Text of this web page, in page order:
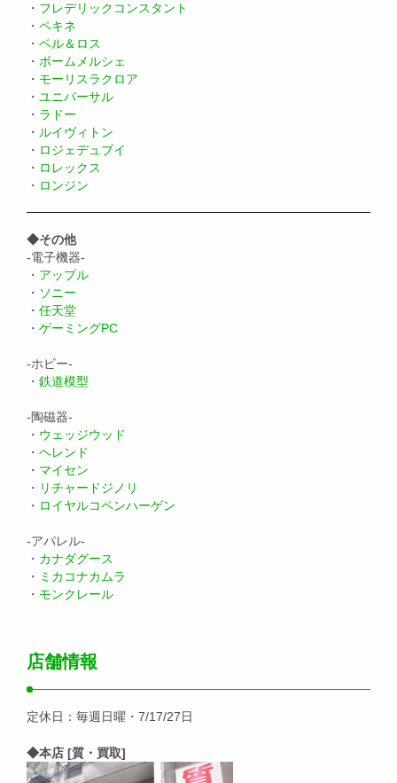
・ フレデリックコンスタント
・ ペキネ
・ ベル＆ロス
・ ボームメルシェ
・ モーリスラクロア
・ ユニバーサル
・ ラドー
・ ルイヴィトン
・ ロジェデュブイ
・ ロレックス
・ ロンジン
◆その他
-電子機器-
・ アップル
・ ソニー
・ 任天堂
・ ゲーミングPC
-ホビー-
・ 鉄道模型
-陶磁器-
・ ウェッジウッド
・ ヘレンド
・ マイセン
・ リチャードジノリ
・ ロイヤルコペンハーゲン
-アパレル-
・ カナダグース
・ ミカコナカムラ
・ モンクレール
店舗情報
定休日：毎週日曜・7/17/27日
◆本店 [質・買取]